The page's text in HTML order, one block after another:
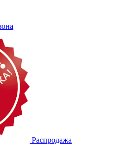
Распродажа